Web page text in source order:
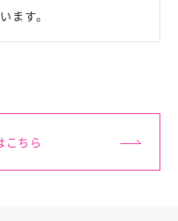
ます。
こちら